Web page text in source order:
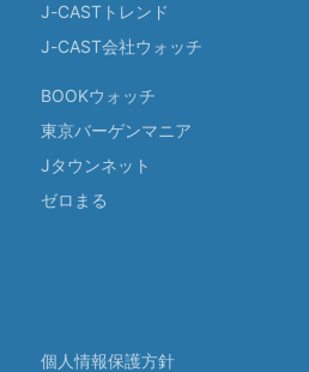
J-CASTトレンド
J-CAST会社ウォッチ
BOOKウォッチ
東京バーゲンマニア
Jタウンネット
ゼロまる
個人情報保護方針